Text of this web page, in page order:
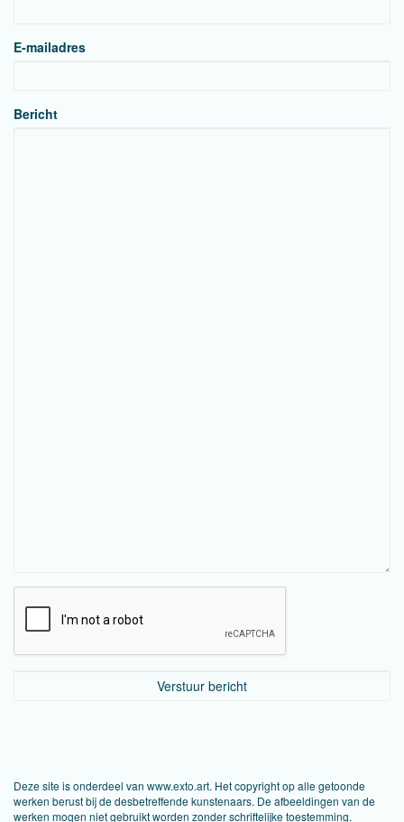
E-mailadres
Bericht
Deze site is onderdeel van www.exto.art. Het copyright op alle getoonde
werken berust bij de desbetreffende kunstenaars. De afbeeldingen van de
werken mogen niet gebruikt worden zonder schriftelijke toestemming.